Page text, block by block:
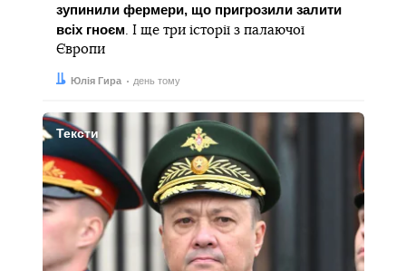
зупинили фермери, що пригрозили залити
всіх гноєм. І ще три історії з палаючої
Європи
Автор:
Юлія Гира
Дата: день тому
Тексти